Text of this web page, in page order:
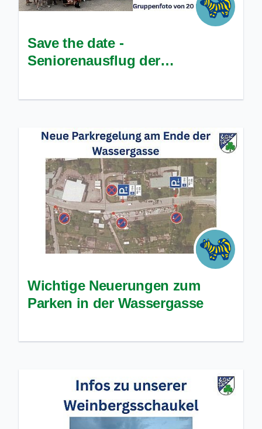
Save the date -
Seniorenausflug der
Wichtige Neuerungen zum
Parken in der Wassergasse